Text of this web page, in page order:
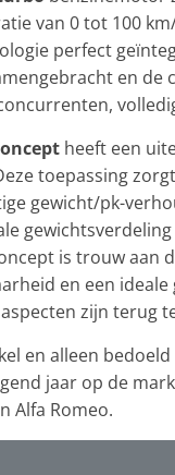
van 0 tot 100
perfect
en de
heeft een
toepassing
gewicht/pk-
is trouw aan
en een
zijn terug
en alleen
jaar op de
Alfa Romeo.